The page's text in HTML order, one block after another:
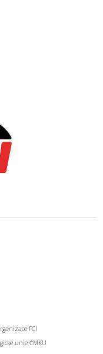
FCI
unie ČMKU